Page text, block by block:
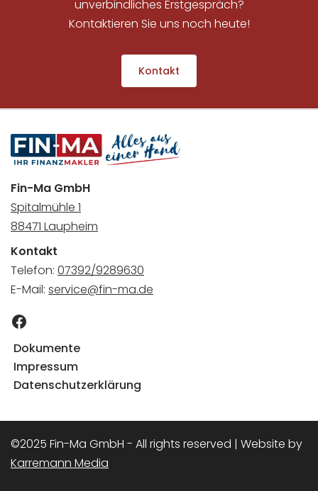
unverbindliches Erstgespräch?
Kontaktieren Sie uns noch heute!
Kontakt
Fin-Ma GmbH
Spitalmühle 1
88471 Laupheim
Kontakt
Telefon: 07392/9289630
E-Mail: service@fin-ma.de
Dokumente
Impressum
Datenschutzerklärung
©2025 Fin-Ma GmbH - All rights reserved | Website by
Karremann Media